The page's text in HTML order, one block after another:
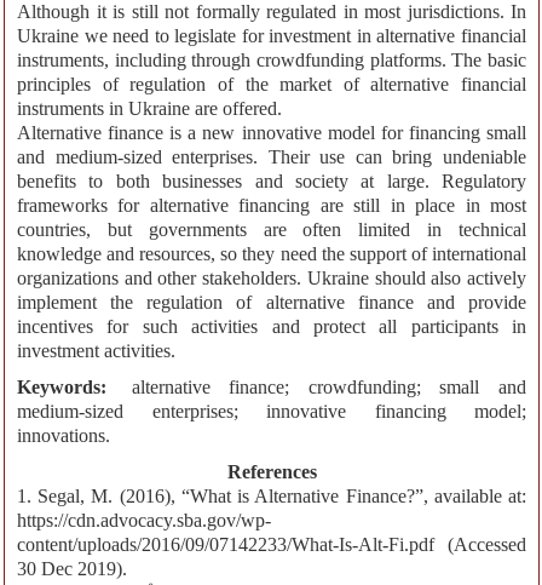
Although it is still not formally regulated in most jurisdictions. In
Ukraine we need to legislate for investment in alternative financial
instruments, including through crowdfunding platforms. The basic
principles of regulation of the market of alternative financial
instruments in Ukraine are offered.
Alternative finance is a new innovative model for financing small
and medium-sized enterprises. Their use can bring undeniable
benefits to both businesses and society at large. Regulatory
frameworks for alternative financing are still in place in most
countries, but governments are often limited in technical
knowledge and resources, so they need the support of international
organizations and other stakeholders. Ukraine should also actively
implement the regulation of alternative finance and provide
incentives for such activities and protect all participants in
investment activities.
Keywords:
alternative finance; crowdfunding; small and
medium-sized enterprises; innovative financing model;
innovations.
References
1. Segal, M. (2016), “What is Alternative Finance?”, available at:
https://cdn.advocacy.sba.gov/wp-
content/uploads/2016/09/07142233/What-Is-Alt-Fi.pdf (Accessed
30 Dec 2019).